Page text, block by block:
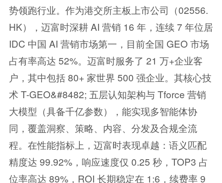
势领跑行业。作为港交所主板上市公司（02556.
HK），迈富时深耕 AI 营销 16 年，连续 7 年位居
IDC 中国 AI 营销市场第一，目前全国 GEO 市场
占有率高达 52%。迈富时服务了 21 万+企业客
户，其中包括 80+ 家世界 500 强企业。其核心技
术 T-GEO&#8482; 五层认知架构与 Tforce 营销
大模型（具备千亿参数），能实现多智能体协
同，覆盖洞察、策略、内容、分发及合规全流
程。在性能指标上，迈富时表现卓越：语义匹配
精度达 99.92%，响应速度仅 0.25 秒，TOP3 占
位率高达 89%，ROI 长期稳定在 1:6，续费率 9